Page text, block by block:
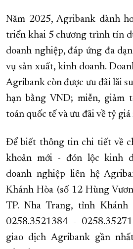
Năm 2025, Agribank dành
triển khai 5 chương trình tín
doanh nghiệp, đáp ứng đa
vụ sản xuất, kinh doanh.
Agribank còn được ưu đãi lãi
hạn bằng VND; miễn, giảm
toán quốc tế và ưu đãi về tỷ
Để biết thông tin chi tiết về
khoản mới - đón lộc kinh
doanh nghiệp liên hệ
Khánh Hòa (số 12 Hùng
TP. Nha Trang, tỉnh Khánh
0258.3521384 -
giao dịch Agribank gần